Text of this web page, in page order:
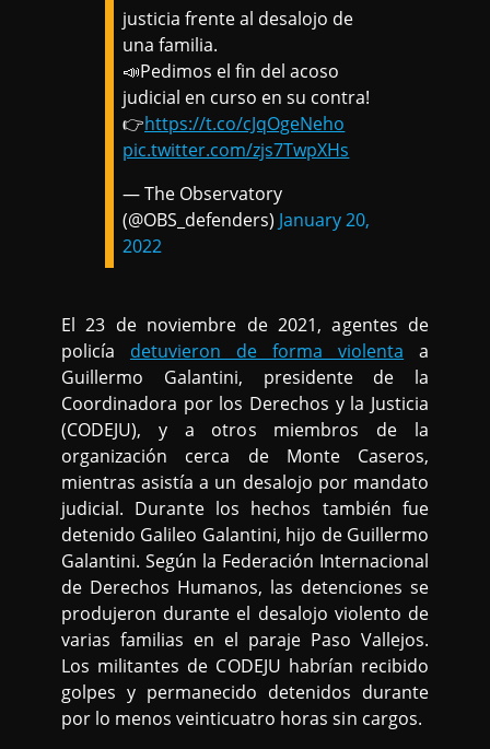
justicia frente al desalojo de
una familia.
📣Pedimos el fin del acoso
judicial en curso en su contra!
👉https://t.co/cJqOgeNeho
pic.twitter.com/zjs7TwpXHs
— The Observatory
(@OBS_defenders) January 20,
2022
El 23 de noviembre de 2021, agentes de
policía detuvieron de forma violenta a
Guillermo Galantini, presidente de la
Coordinadora por los Derechos y la Justicia
(CODEJU), y a otros miembros de la
organización cerca de Monte Caseros,
mientras asistía a un desalojo por mandato
judicial. Durante los hechos también fue
detenido Galileo Galantini, hijo de Guillermo
Galantini. Según la Federación Internacional
de Derechos Humanos, las detenciones se
produjeron durante el desalojo violento de
varias familias en el paraje Paso Vallejos.
Los militantes de CODEJU habrían recibido
golpes y permanecido detenidos durante
por lo menos veinticuatro horas sin cargos.